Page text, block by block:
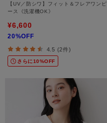
【UV／防シワ】フィット＆フレアワンピ
ース《洗濯機OK》
¥6,600
20%OFF
4.5 (2件)
さらに10%OFF